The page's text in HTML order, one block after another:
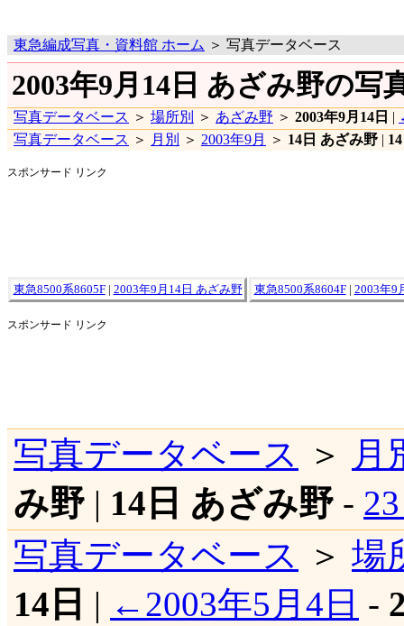
東急編成写真・資料館 ホーム ＞ 写真データベース
2003年9月14日 あざみ野の写
写真データベース ＞ 場所別 ＞ あざみ野 ＞ 2003年9月14日 |
写真データベース ＞ 月別 ＞ 2003年9月 ＞ 14日 あざみ野 |
スポンサード リンク
東急8500系8605F| 2003年9月14日 あざみ野 東急8500系8604F| 2003年9
スポンサード リンク
写真データベース ＞
月
み野 | 14日 あざみ野 -
写真データベース
＞ 場
14日 | ←2003年5月4日 -